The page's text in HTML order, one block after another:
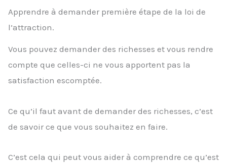
Apprendre à demander première étape de la loi de
l’attraction.
Vous pouvez demander des richesses et vous rendre
compte que celles-ci ne vous apportent pas la
satisfaction escomptée.
Ce qu’il faut avant de demander des richesses, c’est
de savoir ce que vous souhaitez en faire.
C’est cela qui peut vous aider à comprendre ce qu’est